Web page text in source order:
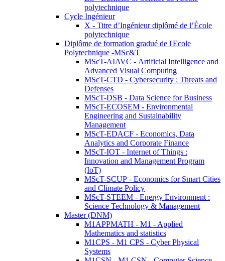
polytechnique
Cycle Ingénieur
X - Titre d’Ingénieur diplômé de l’École
polytechnique
Diplôme de formation gradué de l'Ecole
Polytechnique -MSc&T
MScT-AIAVC - Artificial Intelligence and
Advanced Visual Computing
MScT-CTD - Cybersecurity : Threats and
Defenses
MScT-DSB - Data Science for Business
MScT-ECOSEM - Environmental
Engineering and Sustainability
Management
MScT-EDACF - Economics, Data
Analytics and Corporate Finance
MScT-IOT - Internet of Things :
Innovation and Management Program
(IoT)
MScT-SCUP - Economics for Smart Cities
and Climate Policy
MScT-STEEM - Energy Environment :
Science Technology & Management
Master (DNM)
M1APPMATH - M1 - Applied
Mathematics and statistics
M1CPS - M1 CPS - Cyber Physical
Systems